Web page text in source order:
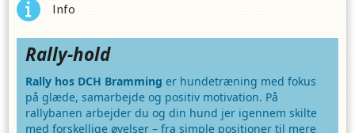
Info
Rally‑hold
Rally hos DCH Bramming er hundetræning med fokus
på glæde, samarbejde og positiv motivation. På
rallybanen arbejder du og din hund jer igennem skilte
med forskellige øvelser – fra simple positioner til mere